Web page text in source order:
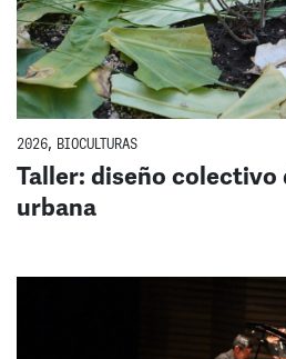
2026, BIOCULTURAS
Taller: diseño colectivo
urbana